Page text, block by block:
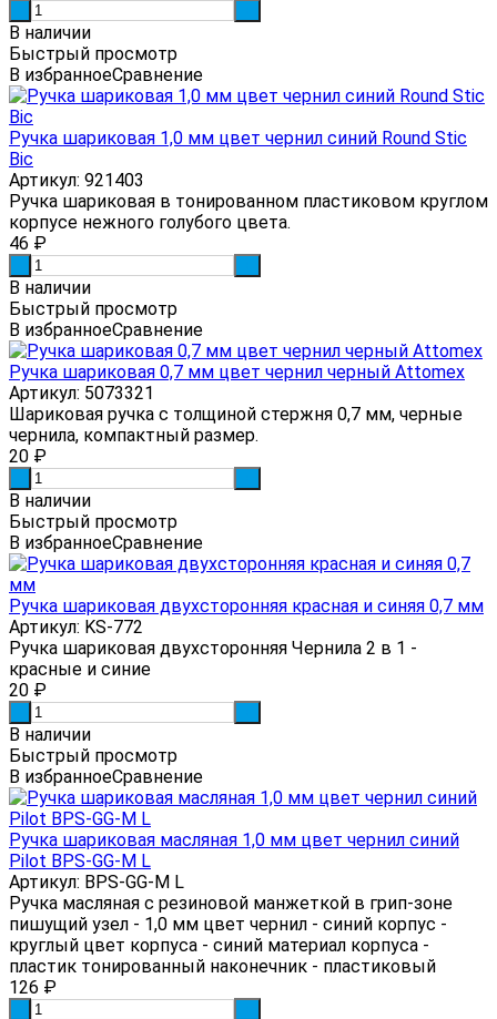
В наличии
Быстрый просмотр
В избранноеСравнение
Ручка шариковая 1,0 мм цвет чернил синий Round Stic
Bic
Артикул: 921403
Ручка шариковая в тонированном пластиковом круглом
корпусе нежного голубого цвета.
46 ₽
В наличии
Быстрый просмотр
В избранноеСравнение
Ручка шариковая 0,7 мм цвет чернил черный Attomex
Артикул: 5073321
Шариковая ручка с толщиной стержня 0,7 мм, черные
чернила, компактный размер.
20 ₽
В наличии
Быстрый просмотр
В избранноеСравнение
Ручка шариковая двухсторонняя красная и синяя 0,7 мм
Артикул: KS-772
Ручка шариковая двухсторонняя Чернила 2 в 1 -
красные и синие
20 ₽
В наличии
Быстрый просмотр
В избранноеСравнение
Ручка шариковая масляная 1,0 мм цвет чернил синий
Pilot BPS-GG-M L
Артикул: BPS-GG-M L
Ручка масляная с резиновой манжеткой в грип-зоне
пишущий узел - 1,0 мм цвет чернил - синий корпус -
круглый цвет корпуса - синий материал корпуса -
пластик тонированный наконечник - пластиковый
126 ₽